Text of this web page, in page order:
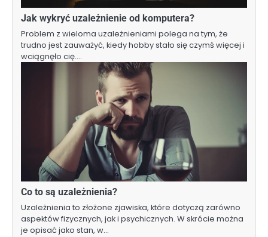
Jak wykryć uzależnienie od komputera?
Problem z wieloma uzależnieniami polega na tym, że
trudno jest zauważyć, kiedy hobby stało się czymś więcej i
wciągnęło cię.…
Co to są uzależnienia?
Uzależnienia to złożone zjawiska, które dotyczą zarówno
aspektów fizycznych, jak i psychicznych. W skrócie można
je opisać jako stan, w…